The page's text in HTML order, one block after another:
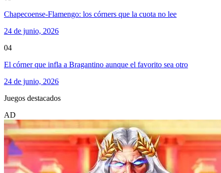
Chapecoense-Flamengo: los córners que la cuota no lee
24 de junio, 2026
04
El córner que infla a Bragantino aunque el favorito sea otro
24 de junio, 2026
Juegos destacados
AD